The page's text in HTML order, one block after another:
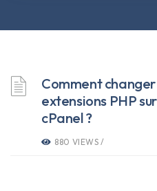
Comment
extensions PHP
cPanel ?
880 VIEWS /